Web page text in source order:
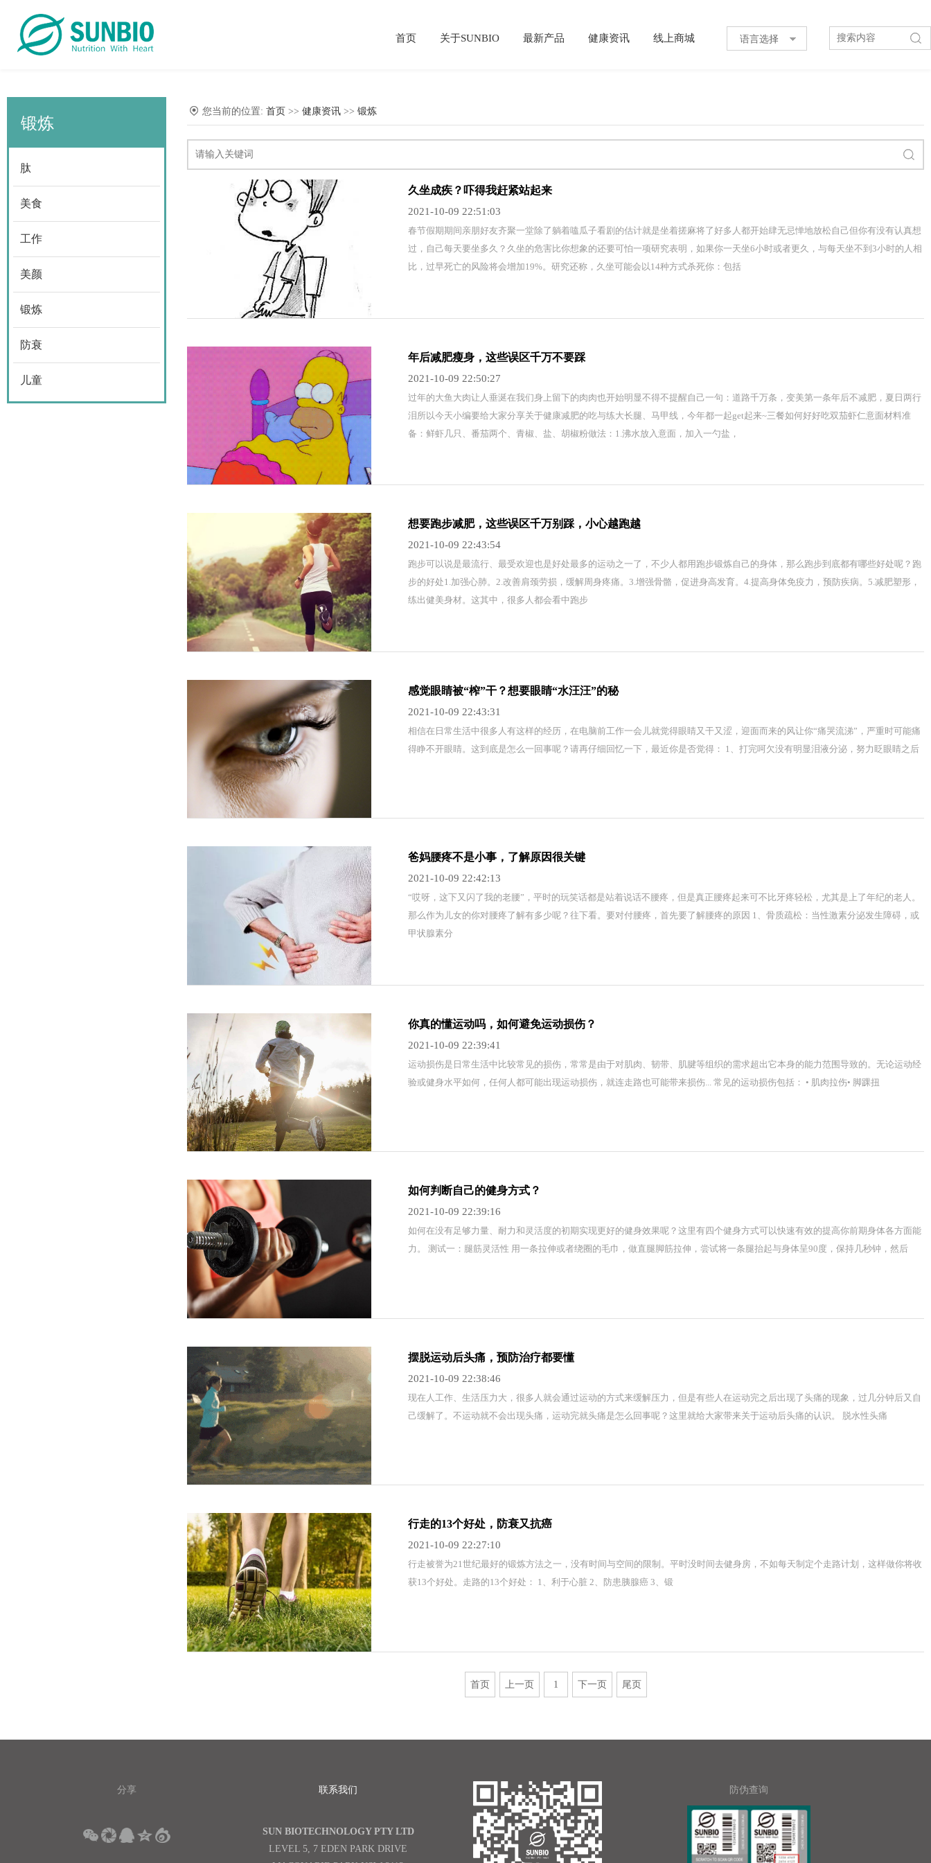
语言选择
首页 关于SUNBIO 最新产品 健康资讯 线上商城
锻炼
肽
美食
工作
美颜
锻炼
防衰
儿童
您当前的位置: 首页 >> 健康资讯 >> 锻炼
久坐成疾？吓得我赶紧站起来
2021-10-09 22:51:03
​春节假期期间亲朋好友齐聚一堂除了躺着嗑瓜子看剧的估计就是坐着搓麻将了好多人都开始肆无忌惮地放松自己但你有没有认真想
过，自己每天要坐多久？久坐的危害比你想象的还要可怕一项研究表明，如果你一天坐6小时或者更久，与每天坐不到3小时的人相
比，过早死亡的风险将会增加19%。研究还称，久坐可能会以14种方式杀死你：包括
年后减肥瘦身，这些误区千万不要踩
2021-10-09 22:50:27
​过年的大鱼大肉让人垂涎在我们身上留下的肉肉也开始明显不得不提醒自己一句：道路千万条，变美第一条年后不减肥，夏日两行
泪所以今天小编要给大家分享关于健康减肥的吃与练大长腿、马甲线，今年都一起get起来~三餐如何好好吃双茄虾仁意面材料准
备：鲜虾几只、番茄两个、青椒、盐、胡椒粉做法：1.沸水放入意面，加入一勺盐，
想要跑步减肥，这些误区千万别踩，小心越跑越
2021-10-09 22:43:54
​跑步可以说是最流行、最受欢迎也是好处最多的运动之一了，不少人都用跑步锻炼自己的身体，那么跑步到底都有哪些好处呢？跑
步的好处1.加强心肺。2.改善肩颈劳损，缓解周身疼痛。3.增强骨骼，促进身高发育。4.提高身体免疫力，预防疾病。5.减肥塑形，
练出健美身材。这其中，很多人都会看中跑步
感觉眼睛被“榨”干？想要眼睛“水汪汪”的秘
2021-10-09 22:43:31
​相信在日常生活中很多人有这样的经历，在电脑前工作一会儿就觉得眼睛又干又涩，迎面而来的风让你“痛哭流涕”，严重时可能痛
得睁不开眼睛。这到底是怎么一回事呢？请再仔细回忆一下，最近你是否觉得： 1、打完呵欠没有明显泪液分泌，努力眨眼睛之后
爸妈腰疼不是小事，了解原因很关键
2021-10-09 22:42:13
​“哎呀，这下又闪了我的老腰”，平时的玩笑话都是站着说话不腰疼，但是真正腰疼起来可不比牙疼轻松，尤其是上了年纪的老人。
那么作为儿女的你对腰疼了解有多少呢？往下看。要对付腰疼，首先要了解腰疼的原因 1、骨质疏松：当性激素分泌发生障碍，或
甲状腺素分
你真的懂运动吗，如何避免运动损伤？
2021-10-09 22:39:41
​运动损伤是日常生活中比较常见的损伤，常常是由于对肌肉、韧带、肌腱等组织的需求超出它本身的能力范围导致的。无论运动经
验或健身水平如何，任何人都可能出现运动损伤，就连走路也可能带来损伤... 常见的运动损伤包括： • 肌肉拉伤• 脚踝扭
如何判断自己的健身方式？
2021-10-09 22:39:16
​如何在没有足够力量、耐力和灵活度的初期实现更好的健身效果呢？这里有四个健身方式可以快速有效的提高你前期身体各方面能
力。 测试一：腿筋灵活性 用一条拉伸或者绕圈的毛巾，做直腿脚筋拉伸，尝试将一条腿抬起与身体呈90度，保持几秒钟，然后
摆脱运动后头痛，预防治疗都要懂
2021-10-09 22:38:46
​现在人工作、生活压力大，很多人就会通过运动的方式来缓解压力，但是有些人在运动完之后出现了头痛的现象，过几分钟后又自
己缓解了。不运动就不会出现头痛，运动完就头痛是怎么回事呢？这里就给大家带来关于运动后头痛的认识。 脱水性头痛
行走的13个好处，防衰又抗癌
2021-10-09 22:27:10
​行走被誉为21世纪最好的锻炼方法之一，没有时间与空间的限制。平时没时间去健身房，不如每天制定个走路计划，这样做你将收
获13个好处。走路的13个好处： 1、利于心脏 2、防患胰腺癌 3、锻
首页 上一页 1 下一页 尾页
分享 联系我们
SUN BIOTECHNOLOGY PTY LTD
LEVEL 5, 7 EDEN PARK DRIVE
防伪查询